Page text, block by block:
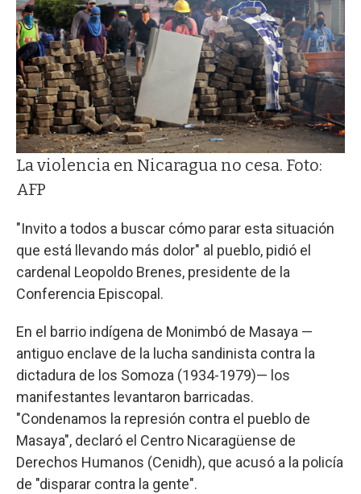
La violencia en Nicaragua no cesa. Foto:
AFP
"Invito a todos a buscar cómo parar esta situación
que está llevando más dolor" al pueblo, pidió el
cardenal Leopoldo Brenes, presidente de la
Conferencia Episcopal.
En el barrio indígena de Monimbó de Masaya —
antiguo enclave de la lucha sandinista contra la
dictadura de los Somoza (1934-1979)— los
manifestantes levantaron barricadas.
"Condenamos la represión contra el pueblo de
Masaya", declaró el Centro Nicaragüense de
Derechos Humanos (Cenidh), que acusó a la policía
de "disparar contra la gente".